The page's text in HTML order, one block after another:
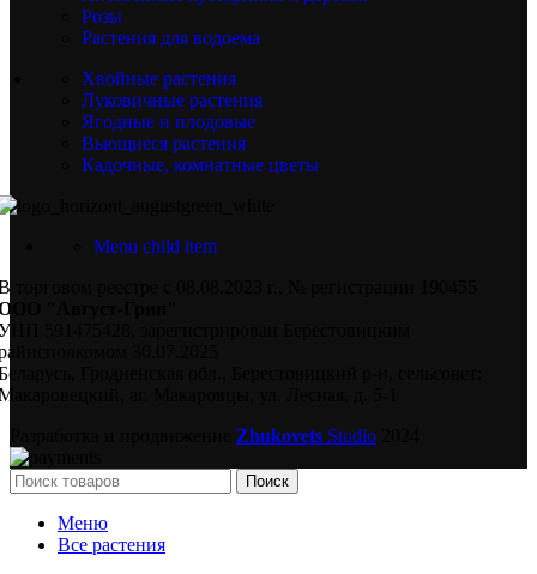
Розы
Растения для водоема
Хвойные растения
Луковичные растения
Ягодные и плодовые
Вьющиеся растения
Кадочные, комнатные цветы
Menu child item
торговом реестре с 08.08.2023 г., № регистрации 190455
"Август-Грин"
591475428, зарегистрирован Берестовицким
30.07.2025
Гродненская обл., Берестовицкий р-н, сельсовет:
аг. Макаровцы, ул. Лесная, д. 5-1
Zhukovets Studio
Поиск
Меню
Все растения